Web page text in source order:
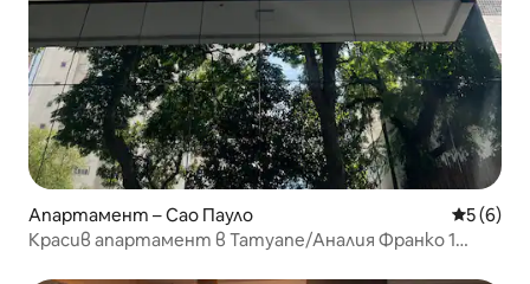
Апартамент – Сао Пауло Средна
5 (6)
Красив апартамент в Татуапе/Аналия Франко 1